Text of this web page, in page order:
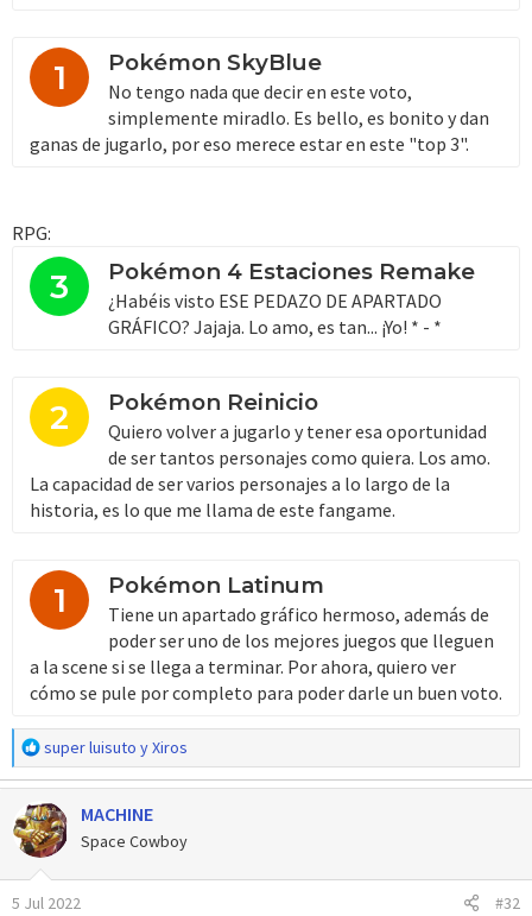
1 Pokémon SkyBlue
No tengo nada que decir en este voto,
simplemente miradlo. Es bello, es bonito y dan
ganas de jugarlo, por eso merece estar en este "top 3".
RPG:
3 Pokémon 4 Estaciones Remake
¿Habéis visto ESE PEDAZO DE APARTADO
GRÁFICO? Jajaja. Lo amo, es tan... ¡Yo! * - *
2 Pokémon Reinicio
Quiero volver a jugarlo y tener esa oportunidad
de ser tantos personajes como quiera. Los amo.
La capacidad de ser varios personajes a lo largo de la
historia, es lo que me llama de este fangame.
1 Pokémon Latinum
Tiene un apartado gráfico hermoso, además de
poder ser uno de los mejores juegos que lleguen
a la scene si se llega a terminar. Por ahora, quiero ver
cómo se pule por completo para poder darle un buen voto.
R
e
a
c
c
i
o
n
super luisuto yXiros
MACHINE
Space Cowboy
5 Jul 2022 #32